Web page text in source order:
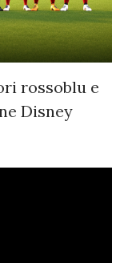
rossoblu e
Disney